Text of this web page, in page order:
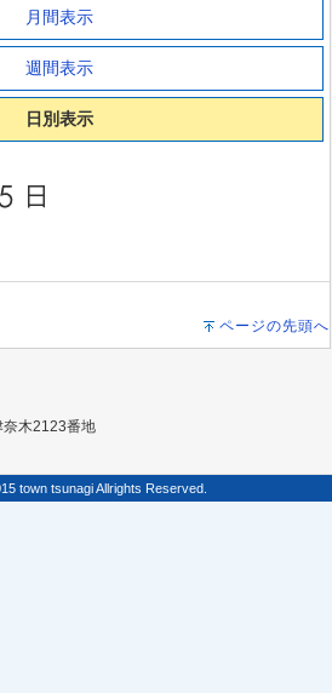
月間表示
週間表示
日別表示
ページの先頭へ
奈木2123番地
town tsunagi Allrights Reserved.